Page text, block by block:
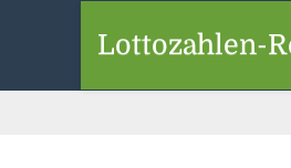
Lottozahlen-